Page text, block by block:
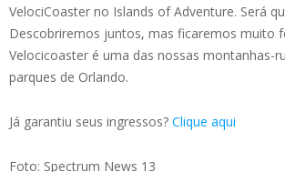
VelociCoaster no Islands of Adventure. Será
Descobriremos juntos, mas ficaremos muito
Velocicoaster é uma das nossas montanhas-
parques de Orlando.
Já garantiu seus ingressos? Clique aqui
Foto: Spectrum News 13